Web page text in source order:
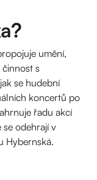
umění,
s
se hudební
koncertů po
řadu akcí
odehrají v
Hybernská.